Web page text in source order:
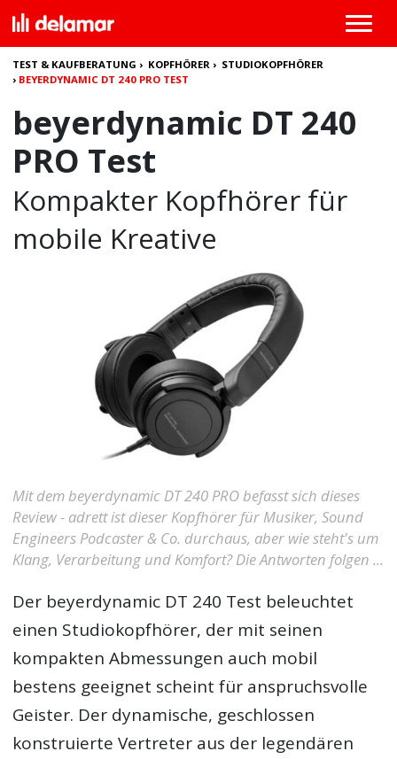
TEST & KAUFBERATUNG › KOPFHÖRER › STUDIOKOPFHÖRER
› BEYERDYNAMIC DT 240 PRO TEST
beyerdynamic DT 240
PRO Test
Kompakter Kopfhörer für
mobile Kreative
Mit dem beyerdynamic DT 240 PRO befasst sich dieses
Review - adrett ist dieser Kopfhörer für Musiker, Sound
Engineers Podcaster & Co. durchaus, aber wie steht's um
Klang, Verarbeitung und Komfort? Die Antworten folgen ...
Der beyerdynamic DT 240 Test beleuchtet
einen Studiokopfhörer, der mit seinen
kompakten Abmessungen auch mobil
bestens geeignet scheint für anspruchsvolle
Geister. Der dynamische, geschlossen
konstruierte Vertreter aus der legendären